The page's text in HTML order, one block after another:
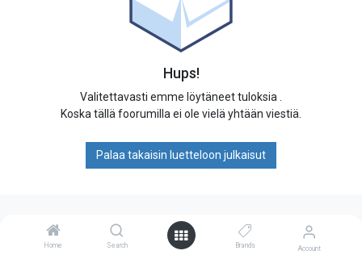
Home Search Brands Account
Hups!
Valitettavasti emme löytäneet tuloksia
Koska tällä foorumilla ei ole vielä yhtään viestiä.
Palaa takaisin luetteloon julkaisut
Hyödyllisiä linkkejä